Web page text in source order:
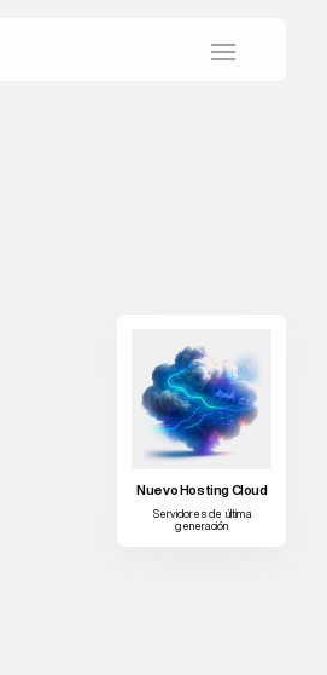
Nuevo Hosting Cloud
Servidores de última
generación